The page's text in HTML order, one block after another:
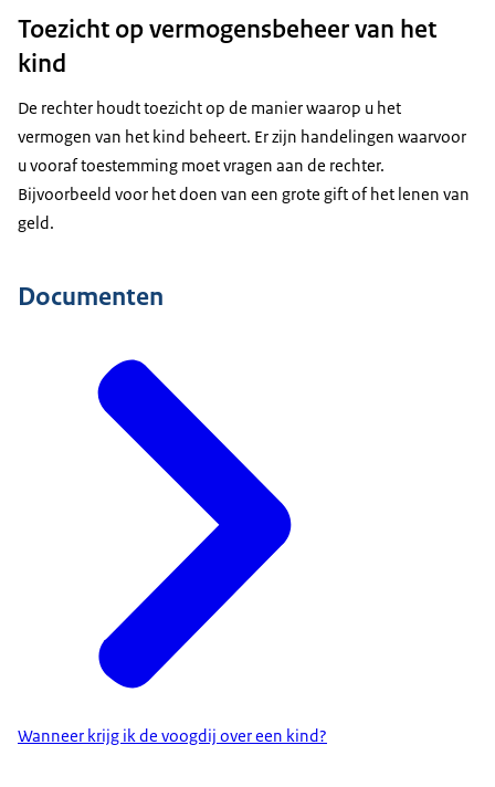
Toezicht op vermogensbeheer van het
kind
De rechter houdt toezicht op de manier waarop u het
vermogen van het kind beheert. Er zijn handelingen waarvoor
u vooraf toestemming moet vragen aan de rechter.
Bijvoorbeeld voor het doen van een grote gift of het lenen van
geld.
Documenten
Wanneer krijg ik de voogdij over een kind?